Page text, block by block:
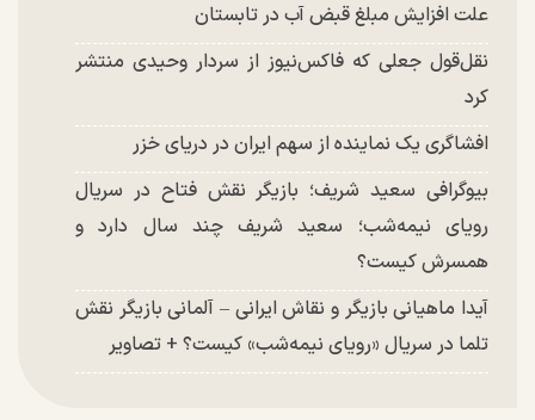
علت افزایش مبلغ قبض آب در تابستان
نقل‌قول جعلی که فاکس‌نیوز از سردار وحیدی منتشر
کرد
افشاگری یک نماینده از سهم ایران در دریای خزر
بیوگرافی سعید شریف؛ بازیگر نقش فتاح در سریال
رویای نیمه‌شب؛ سعید شریف چند سال دارد و
همسرش کیست؟
آیدا ماهیانی بازیگر و نقاش ایرانی – آلمانی بازیگر نقش
تلما در سریال «رویای نیمه‌شب» کیست؟ + تصاویر